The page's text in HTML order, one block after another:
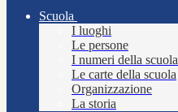
Scuola
I luoghi
Le persone
I numeri della scuola
Le carte della scuola
Organizzazione
La storia